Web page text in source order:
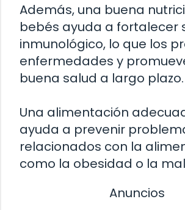
Además, una buena
bebés ayuda a fortalecer
inmunológico, lo que los
enfermedades y
buena salud a largo plazo.
Una alimentación
ayuda a prevenir
relacionados con la
como la obesidad o la
Anuncios